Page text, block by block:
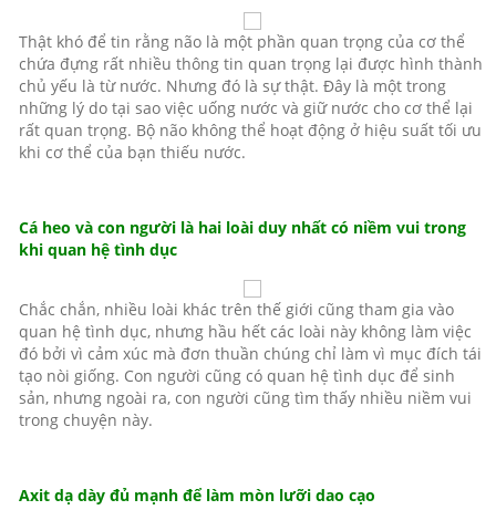
Thật khó để tin rằng não là một phần quan trọng của cơ thể
chứa đựng rất nhiều thông tin quan trọng lại được hình thành
chủ yếu là từ nước. Nhưng đó là sự thật. Đây là một trong
những lý do tại sao việc uống nước và giữ nước cho cơ thể lại
rất quan trọng. Bộ não không thể hoạt động ở hiệu suất tối ưu
khi cơ thể của bạn thiếu nước.
Cá heo và con người là hai loài duy nhất có niềm vui trong
khi quan hệ tình dục
Chắc chắn, nhiều loài khác trên thế giới cũng tham gia vào
quan hệ tình dục, nhưng hầu hết các loài này không làm việc
đó bởi vì cảm xúc mà đơn thuần chúng chỉ làm vì mục đích tái
tạo nòi giống. Con người cũng có quan hệ tình dục để sinh
sản, nhưng ngoài ra, con người cũng tìm thấy nhiều niềm vui
trong chuyện này.
Axit dạ dày đủ mạnh để làm mòn lưỡi dao cạo